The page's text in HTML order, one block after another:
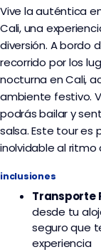
Vive la auténtica
Cali, una
diversión. A bordo
recorrido por los
nocturna en Cali,
ambiente festivo.
podrás bailar y
salsa. Este tour es
inolvidable al ritmo
inclusiones
Transporte
desde tu
seguro que
experiencia